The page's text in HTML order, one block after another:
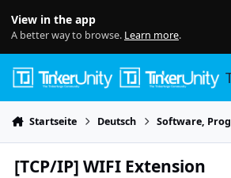
View in the app
A better way to browse. Learn more.
Startseite Deutsch Software,
[TCP/IP] WIFI Extension